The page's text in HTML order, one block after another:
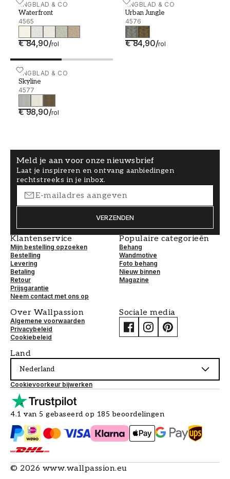
ENGBLAD & CO
Waterfront
4565
€ 84,90/rol
Waterfront - 4565 ENGBLAD & CO
Urban Jungle
4576
€ 84,90/rol
Urban Jungle - 4576
ENGBLAD & CO
Skyline
4577
€ 98,90/rol
Skyline - 4577
Meld je aan voor onze nieuwsbrief
Laat je inspireren en ontvang aanbiedingen
rechtstreeks in je inbox.
VERZENDEN
Klantenservice
Mijn bestelling opzoeken
Bestelling
Levering
Betaling
Retour
Prijsgarantie
Neem contact met ons op
Populaire categorieën
Behang
Wandmotive
Foto behang
Nieuw binnen
Magazine
Over Wallpassion
Algemene voorwaarden
Privacybeleid
Cookiebeleid
Sociale media
Land
Nederland
Cookievoorkeur bijwerken
4.1 van 5 gebaseerd op 185 beoordelingen
© 2026 www.wallpassion.eu